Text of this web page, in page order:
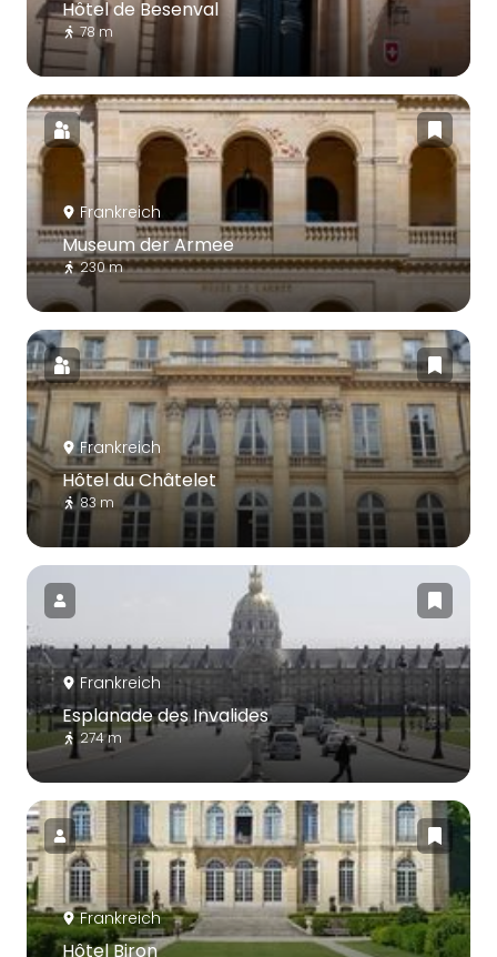
Hôtel de Besenval
78 m
Frankreich
Museum der Armee
230 m
Frankreich
Hôtel du Châtelet
83 m
Frankreich
Esplanade des Invalides
274 m
Frankreich
Hôtel Biron